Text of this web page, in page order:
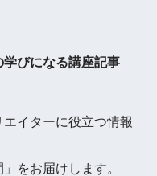
びになる講座記事
イターに役立つ情報
をお届けします。